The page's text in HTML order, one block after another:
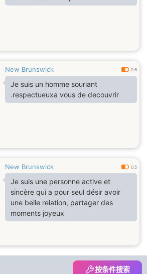
New Brunswick 0.6
Je suis un homme souriant
.respectueuxa vous de decouvrir
New Brunswick 0.5
Je suis une personne active et
sincère qui a pour seul désir avoir
une belle relation, partager des
moments joyeux
按条件搜索